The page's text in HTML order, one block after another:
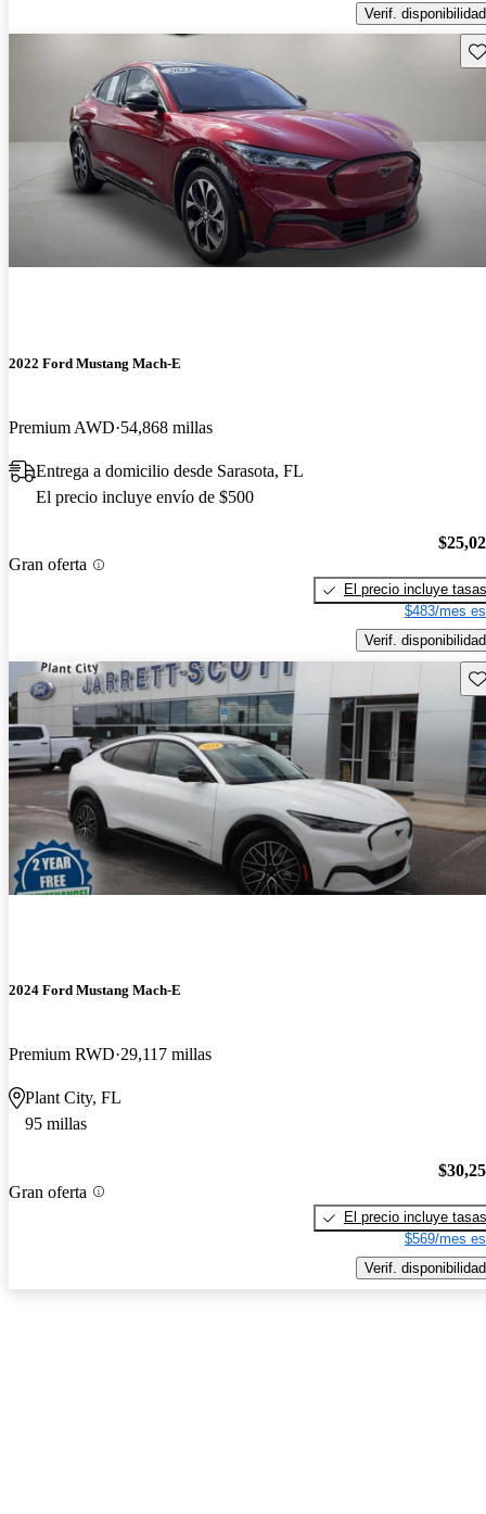
Verif. disponibilidad
2022 Ford Mustang Mach-E
Premium AWD 54,868 millas
Entrega a domicilio desde Sarasota, FL
El precio incluye envío de $500
Gran oferta
El precio incluye tasas
$483/mes
Verif. disponibilidad
2024 Ford Mustang Mach-E
Premium RWD 29,117 millas
Plant City, FL
95 millas
Gran oferta
El precio incluye tasas
$569/mes
Verif. disponibilidad